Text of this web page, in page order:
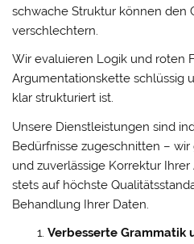
schwache Struktur können den
verschlechtern.
Wir evaluieren Logik und roten
Argumentationskette schlüssig
klar strukturiert ist.
Unsere Dienstleistungen sind
Bedürfnisse zugeschnitten –
und zuverlässige Korrektur
stets auf höchste
Behandlung Ihrer Daten.
Verbesserte Grammatik